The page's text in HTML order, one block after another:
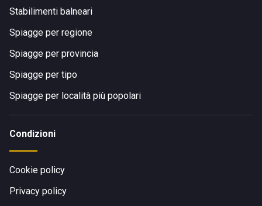
Stabilimenti balneari
Spiagge per regione
Spiagge per provincia
Spiagge per tipo
Spiagge per località più popolari
Condizioni
Cookie policy
Privacy policy